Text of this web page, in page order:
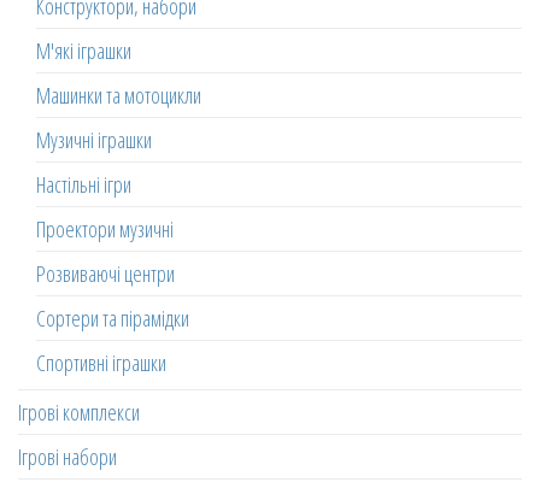
Конструктори, набори
М'які іграшки
Машинки та мотоцикли
Музичні іграшки
Настільні ігри
Проектори музичні
Розвиваючі центри
Сортери та пірамідки
Спортивні іграшки
Ігрові комплекси
Ігрові набори